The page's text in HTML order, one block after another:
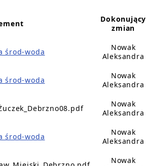
Dokonujący
zmian
środ-woda
Nowak
Aleksandra
środ-woda
Nowak
Aleksandra
Nowak
Aleksandra
środ-woda
Nowak
Aleksandra
Nowak